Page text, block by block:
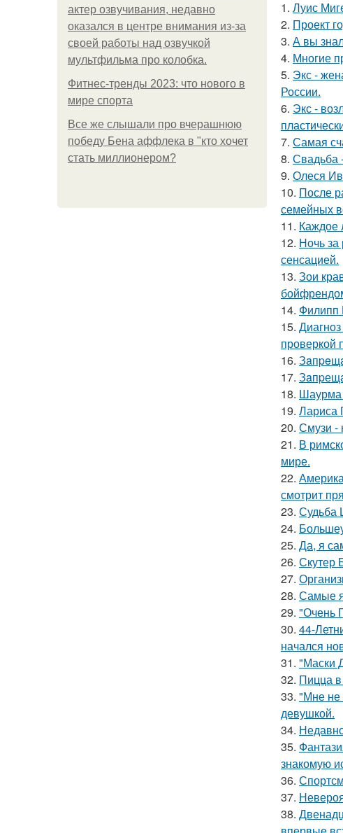
актер озвучивания, недавно
оказался в центре внимания из-за
своей работы над озвучкой
мультфильма про колобка.
Фитнес-тренды 2023: что нового в
мире спорта
Все же слышали про вчерашнюю
победу Бена аффлека в "кто хочет
стать миллионером?
1. Луис
2. Проект
3. А вы
4. Многие
5. Экс -
России.
6. Экс -
7. Самая
8. Свадьба
9. Олеся
10. После
семейных
11. Каждое
12. Ночь
сенсацией.
13. Зои
14. Филипп
15.
проверкой
16.
17.
18. Шаурма
19. Лариса
20. Смузи -
21. В
мире.
22.
смотрит
23. Судьба
24.
25. Да, я
26. Скутер
27.
28. Самые
29. "Очень
30. 44-
начался
31. "Маски
32. Пицца в
33. "Мне не
девушкой.
34.
35.
знакомую
36.
37.
38.